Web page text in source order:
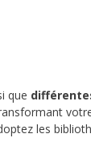
que
les